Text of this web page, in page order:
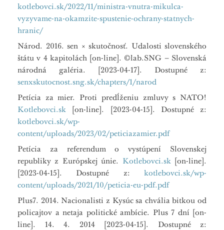
kotlebovci.sk/2022/11/ministra-vnutra-mikulca-
vyzyvame-na-okamzite-spustenie-ochrany-statnych-
hranic/
Národ. 2016. sen × skutočnosť. Udalosti slovenského
štátu v 4 kapitolách [on-line]. ©lab.SNG – Slovenská
národná galéria. [2023-04-17]. Dostupné z:
senxskutocnost.sng.sk/chapters/1/narod
Petícia za mier. Proti predĺženiu zmluvy s NATO!
Kotlebovci.sk [on-line]. [2023-04-15]. Dostupné z:
kotlebovci.sk/wp-
content/uploads/2023/02/peticiazamier.pdf
Petícia za referendum o vystúpení Slovenskej
republiky z Európskej únie. Kotlebovci.sk[on-line].
[2023-04-15]. Dostupné z: kotlebovci.sk/wp-
content/uploads/2021/10/peticia-eu-pdf.pdf
Plus7. 2014. Nacionalisti z Kysúc sa chvália bitkou od
policajtov a netaja politické ambície. Plus 7 dní [on-
line]. 14. 4. 2014 [2023-04-15]. Dostupné z: